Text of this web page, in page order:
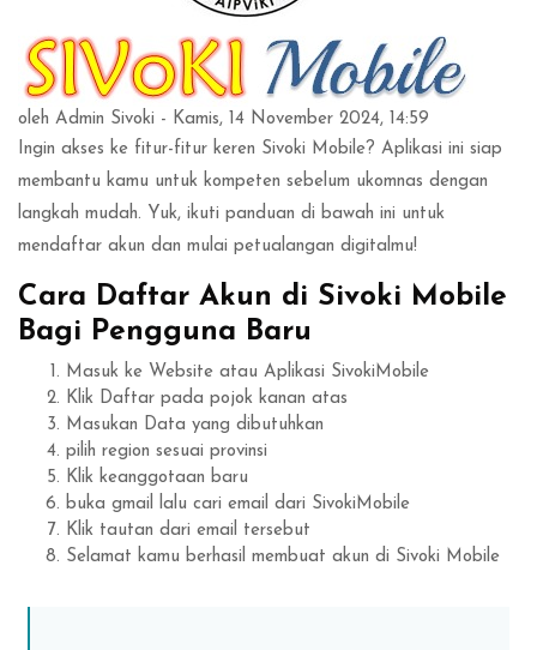
oleh Admin Sivoki - Kamis, 14 November 2024, 14:59
Ingin akses ke fitur-fitur keren Sivoki Mobile? Aplikasi ini siap
membantu kamu untuk kompeten sebelum ukomnas dengan
langkah mudah. Yuk, ikuti panduan di bawah ini untuk
mendaftar akun dan mulai petualangan digitalmu!
Cara Daftar Akun di Sivoki Mobile
Bagi Pengguna Baru
Masuk ke Website atau Aplikasi SivokiMobile
Klik Daftar pada pojok kanan atas
Masukan Data yang dibutuhkan
pilih region sesuai provinsi
Klik keanggotaan baru
buka gmail lalu cari email dari SivokiMobile
Klik tautan dari email tersebut
Selamat kamu berhasil membuat akun di Sivoki Mobile